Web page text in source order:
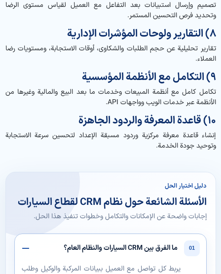
تصميم وإرسال استبيانات بعد التفاعل مع العميل لقياس مستوى الرضا
وتحديد فرص التحسين المستمر.
8) التقارير ولوحات المؤشرات الإدارية
تقارير تحليلية عن حجم الطلبات والشكاوى، أوقات الاستجابة، ومستويات رضا
العملاء.
9) التكامل مع الأنظمة المؤسسية
تكامل كامل مع أنظمة المبيعات وخدمات ما بعد البيع والمالية وغيرها من
الأنظمة عبر خدمات الويب وواجهات API.
10) قاعدة المعرفة والردود الجاهزة
إنشاء قاعدة معرفة مركزية وردود مسبقة الإعداد لتحسين سرعة الاستجابة
وتوحيد جودة الخدمة.
دليل اختيار الحل
الأسئلة الشائعة حول نظام CRM لقطاع السيارات
إجابات واضحة عن الإمكانات والتكامل وخطوات تنفيذ هذا الحل.
01 ما الفرق بين CRM السيارات والنظام العام؟
يربط كل تواصل مع العميل ببيانات المركبة والوكيل وطلب